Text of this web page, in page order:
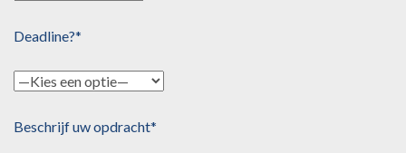
Deadline?*
Beschrijf uw opdracht*